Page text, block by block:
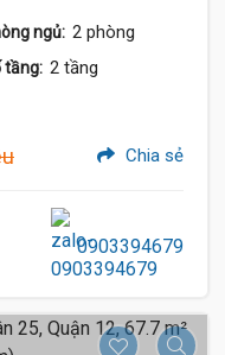
ngủ: 2 phòng
tầng: 2 tầng
Chia sẻ
0903394679